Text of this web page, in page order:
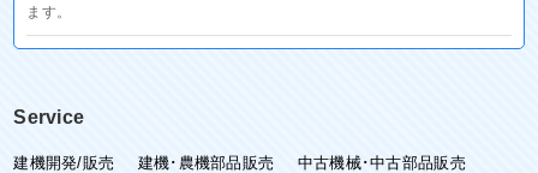
ます。
Service
建機開発/販売 建機･農機部品販売
中古機械･中古部品販売